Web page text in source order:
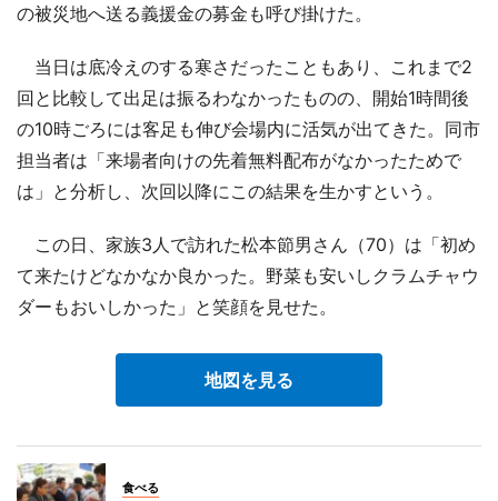
の被災地へ送る義援金の募金も呼び掛けた。
当日は底冷えのする寒さだったこともあり、これまで2
回と比較して出足は振るわなかったものの、開始1時間後
の10時ごろには客足も伸び会場内に活気が出てきた。同市
担当者は「来場者向けの先着無料配布がなかったためで
は」と分析し、次回以降にこの結果を生かすという。
この日、家族3人で訪れた松本節男さん（70）は「初め
て来たけどなかなか良かった。野菜も安いしクラムチャウ
ダーもおいしかった」と笑顔を見せた。
地図を見る
食べる